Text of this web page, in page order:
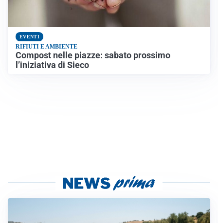
EVENTI
RIFIUTI E AMBIENTE
Compost nelle piazze: sabato prossimo
l’iniziativa di Sieco